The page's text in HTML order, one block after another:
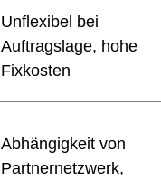
Unflexibel bei
Auftragslage, hohe
Fixkosten
Abhängigkeit von
Partnernetzwerk,